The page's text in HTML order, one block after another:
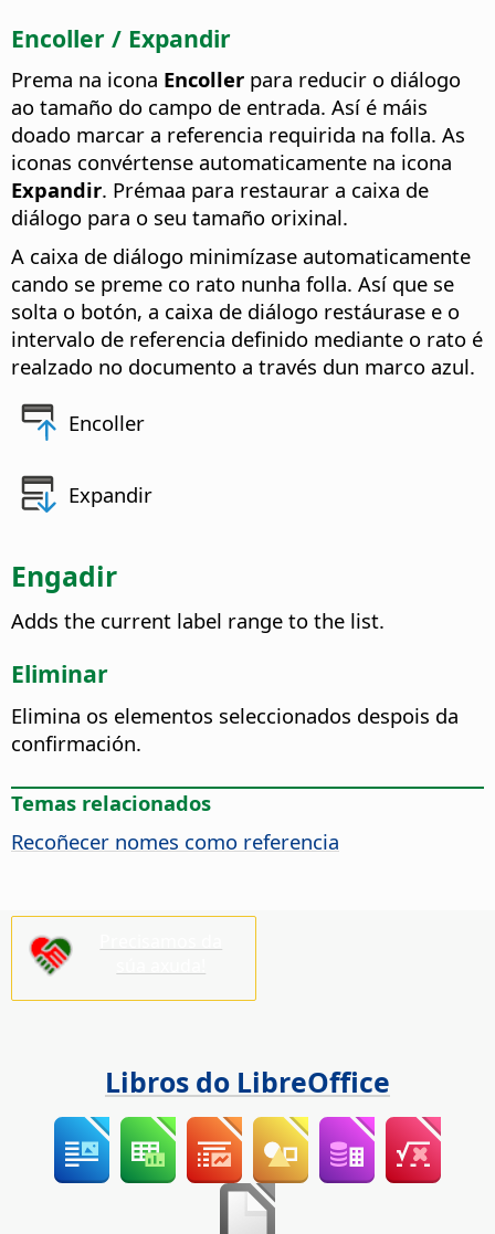
Encoller / Expandir
Prema na icona Encoller para reducir o diálogo
ao tamaño do campo de entrada. Así é máis
doado marcar a referencia requirida na folla. As
iconas convértense automaticamente na icona
Expandir. Prémaa para restaurar a caixa de
diálogo para o seu tamaño orixinal.
A caixa de diálogo minimízase automaticamente
cando se preme co rato nunha folla. Así que se
solta o botón, a caixa de diálogo restáurase e o
intervalo de referencia definido mediante o rato é
realzado no documento a través dun marco azul.
Encoller
Expandir
Engadir
Adds the current label range to the list.
Eliminar
Elimina os elementos seleccionados despois da
confirmación.
Temas relacionados
Recoñecer nomes como referencia
Libros do LibreOffice